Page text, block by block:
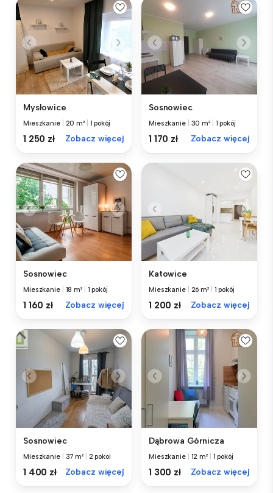
Mysłowice
Mieszkanie 20 m² 1 pokój
1 250 zł Zobacz więcej
Sosnowiec
Mieszkanie 30 m² 1 pokój
1 170 zł Zobacz więcej
Sosnowiec
Mieszkanie 18 m² 1 pokój
1 160 zł Zobacz więcej
Katowice
Mieszkanie 26 m² 1 pokój
1 200 zł Zobacz więcej
Sosnowiec
Mieszkanie 37 m² 2 pokoi
1 400 zł Zobacz więcej
Dąbrowa Górnicza
Mieszkanie 12 m² 1 pokój
1 300 zł Zobacz więcej